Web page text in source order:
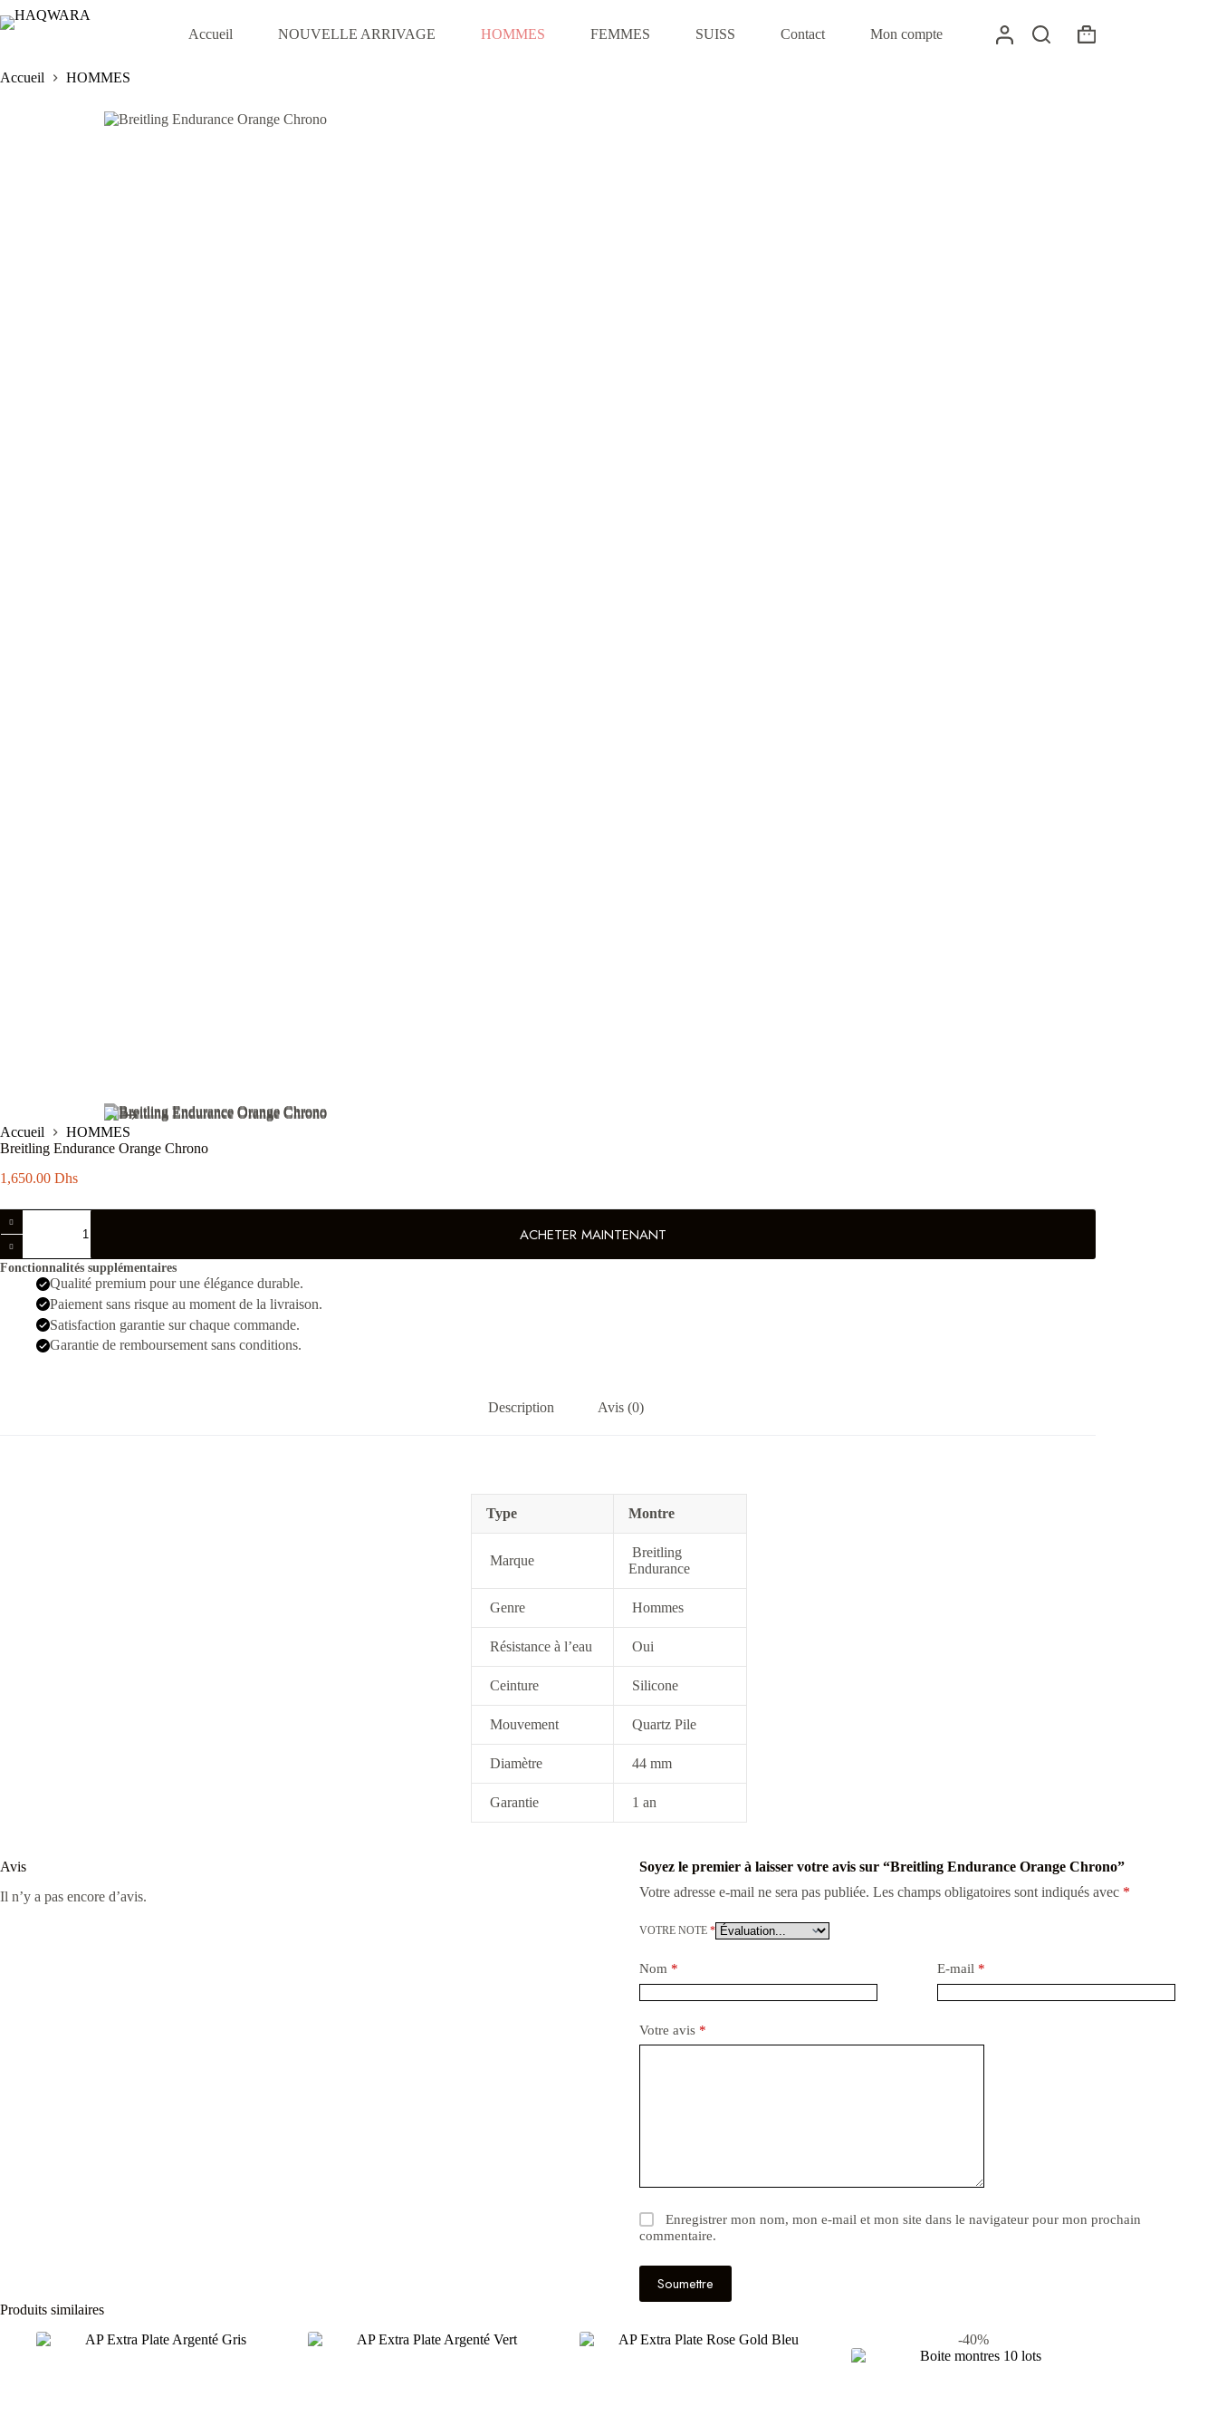
Passer
au
Accueil NOUVELLE ARRIVAGE HOMMES FEMMES SUISS Contact Mon compte
Panier
Accueil
HOMMES
Accueil
HOMMES
Breitling Endurance Orange Chrono
1,650.00 Dhs
de
Breitling
Endurance
Orange
Chrono
ACHETER MAINTENANT
Fonctionnalités supplémentaires
Qualité premium pour une élégance durable.
Paiement sans risque au moment de la livraison.
Satisfaction garantie sur chaque commande.
Garantie de remboursement sans conditions.
Description Avis (0)
Type Montre
Marque
Breitling
Endurance
Genre Hommes
Résistance à l’eau Oui
Ceinture Silicone
Mouvement Quartz Pile
Diamètre 44 mm
Garantie 1 an
Avis
Il n’y a pas encore d’avis.
Soyez le premier à laisser votre avis sur “Breitling Endurance Orange Chrono”
Votre adresse e-mail ne sera pas publiée. Les champs obligatoires sont indiqués avec *
VOTRE NOTE *
Nom * E-mail *
Votre avis *
Enregistrer mon nom, mon e-mail et mon site dans le navigateur pour mon prochain
commentaire.
Soumettre
Produits similaires
-40%